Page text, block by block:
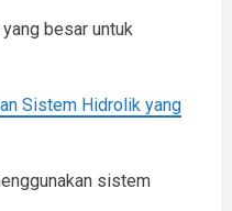
besar untuk
Sistem Hidrolik yang
sistem